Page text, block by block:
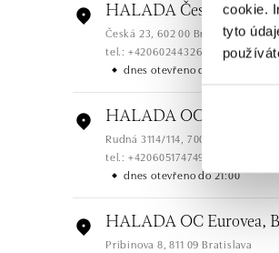
cookie.
tyto
HALADA Česká, Brno
Česká 23, 602 00 Brno
tel.: +420602443261
dnes otevřeno do 19:00
HALADA OC Avion,
Rudná 3114/114, 700 30 Ostrava-
tel.: +420605174749
dnes otevřeno do 21:00
HALADA OC Eurovea,
Pribinova 8, 811 09 Bratislava